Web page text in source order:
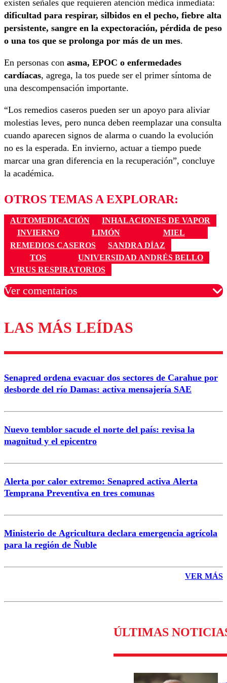
existen señales que requieren atención médica inmediata:
dificultad para respirar, silbidos en el pecho, fiebre alta
persistente, sangre en la expectoración, pérdida de peso
o una tos que se prolonga por más de un mes.
En personas con asma, EPOC o enfermedades
cardíacas, agrega, la tos puede ser el primer síntoma de
una descompensación importante.
“Los remedios caseros pueden ser un apoyo para aliviar
molestias leves, pero nunca deben reemplazar una consulta
cuando aparecen signos de alarma o cuando la evolución
no es la esperada. En invierno, actuar a tiempo puede
marcar una gran diferencia en la recuperación”, concluye
la académica.
OTROS TEMAS A EXPLORAR:
AUTOMEDICACIÓN
INHALACIONES DE VAPOR
INVIERNO
LIMÓN
MIEL
REMEDIOS CASEROS
SANDRA DÍAZ
TOS
UNIVERSIDAD ANDRÉS BELLO
VIRUS RESPIRATORIOS
Ver comentarios
Los comentarios son moderados para garantizar un
diálogo respetuoso.
Nombre
Correo
LAS MÁS LEÍDAS
Senapred ordena evacuar dos sectores de Carahue por
desborde del río Damas: activa mensajería SAE
Nuevo temblor sacude el norte del país: revisa la
magnitud y el epicentro
Alerta por calor extremo: Senapred activa Alerta
Temprana Preventiva en tres comunas
Ministerio de Agricultura declara emergencia agrícola
para la región de Ñuble
VER MÁS
ÚLTIMAS